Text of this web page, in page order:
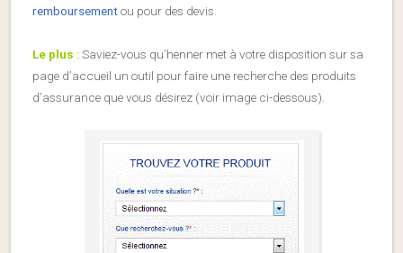
remboursementou pour des devis.
Le plus : Saviez-vous qu’henner met à votre disposition sur sa
page d’accueil un outil pour faire une recherche des produits
d’assurance que vous désirez (voir image ci-dessous).